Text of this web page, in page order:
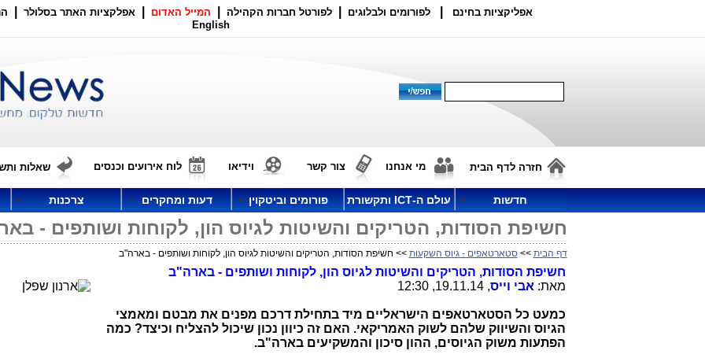
אפליקציות בחינם לפורומים ולבלוגים לפורטל חברות הקהילה המייל האדום אפלקציות האתר בסלולר
English
חזרה לדף הבית מי אנחנו צור קשר וידיאו לוח אירועים וכנסים שאלות
חדשות עולם ה-ICT ותקשורת פורומים וביטקוין דעות ומחקרים צרכנות
חשיפת הסודות, הטריקים והשיטות לגיוס הון, לקוחות ושותפים -
דף הבית >>סטארטאפים - גיוס השקעות >> חשיפת הסודות, הטריקים והשיטות לגיוס הון, לקוחות ושותפים - בארה"ב
חשיפת הסודות, הטריקים והשיטות לגיוס הון, לקוחות ושותפים - בארה"ב
מאת: אבי וייס, 19.11.14, 12:30
כמעט כל הסטארטאפים הישראליים מיד בתחילת דרכם מפנים את מבטם ומאמצי
הגיוס והשיווק שלהם לשוק האמריקאי. האם זה כיוון נכון שיכול להצליח וכיצד? כמה
הפתעות משוק הגיוסים, ההון סיכון והמשקיעים בארה"ב.